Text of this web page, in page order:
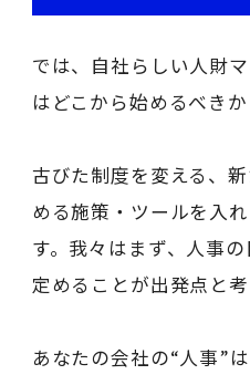
では、自社らしい人財
はどこから始めるべきか
古びた制度を変える、
める施策・ツールを入
す。我々はまず、人事
定めることが出発点と考
あなたの会社の“人事”